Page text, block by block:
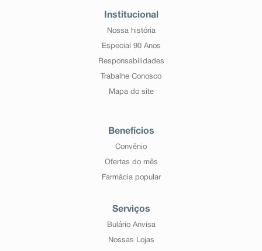
Institucional
Nossa história
Especial 90 Anos
Responsabilidades
Trabalhe Conosco
Mapa do site
Benefícios
Convênio
Ofertas do mês
Farmácia popular
Serviços
Bulário Anvisa
Nossas Lojas